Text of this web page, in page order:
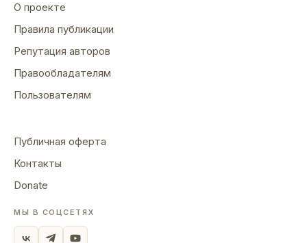
О проекте
Правила публикации
Репутация авторов
Правообладателям
Пользователям
Публичная оферта
Контакты
Donate
МЫ В СОЦСЕТЯХ